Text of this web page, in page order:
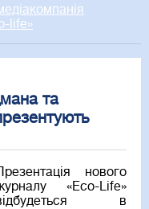
life»
та
нового
«Eco-Life»
в